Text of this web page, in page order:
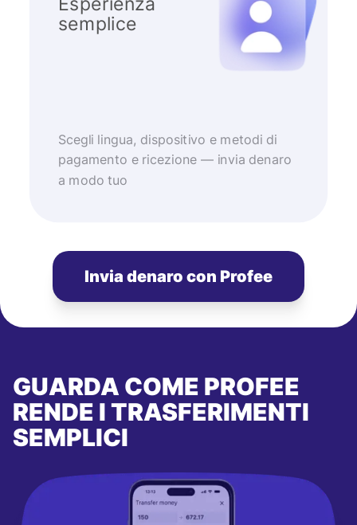
semplice
Scegli lingua, dispositivo e metodi di
pagamento e ricezione — invia denaro
a modo tuo
Invia denaro con Profee
GUARDA COME PROFEE
RENDE I TRASFERIMENTI
SEMPLICI